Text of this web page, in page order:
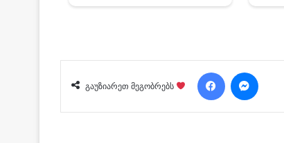
გაუზიარეთ მეგობრებს
Facebook